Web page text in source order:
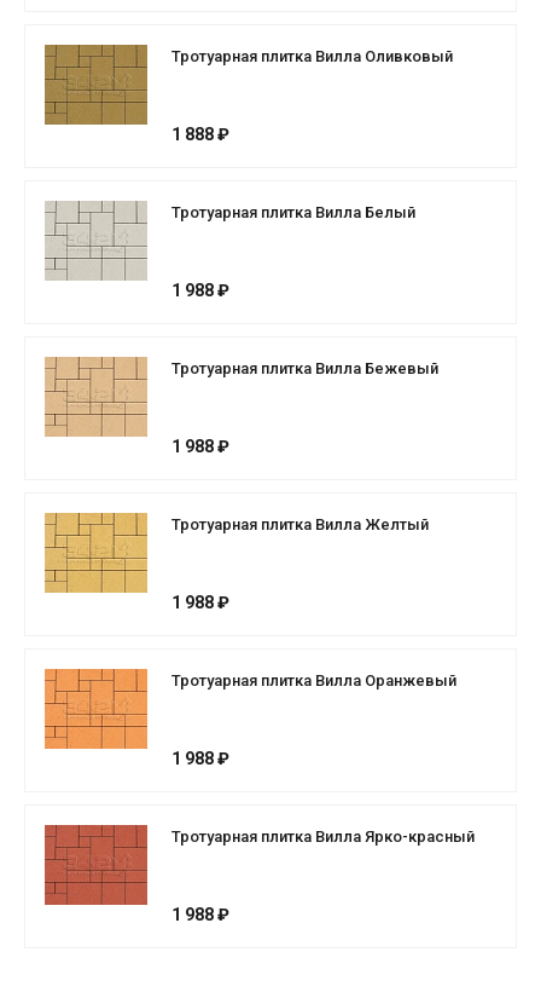
Тротуарная плитка Вилла Оливковый
1 888 ₽
Тротуарная плитка Вилла Белый
1 988 ₽
Тротуарная плитка Вилла Бежевый
1 988 ₽
Тротуарная плитка Вилла Желтый
1 988 ₽
Тротуарная плитка Вилла Оранжевый
1 988 ₽
Тротуарная плитка Вилла Ярко-красный
1 988 ₽